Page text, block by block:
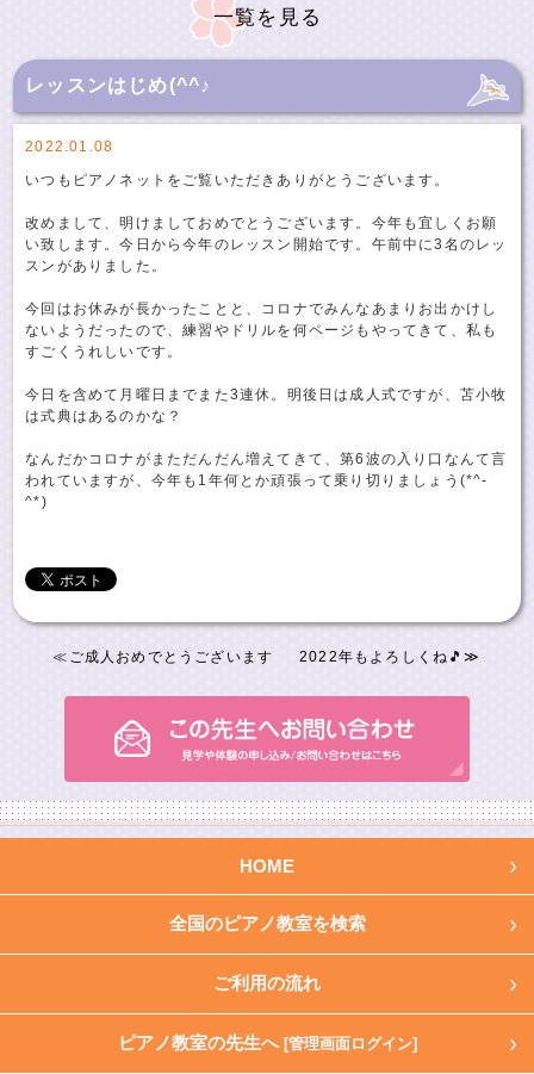
一覧を見る
レッスンはじめ(^^♪
2022.01.08
いつもピアノネットをご覧いただきありがとうございます。
改めまして、明けましておめでとうございます。今年も宜しくお願
い致します。今日から今年のレッスン開始です。午前中に3名のレッ
スンがありました。
今回はお休みが長かったことと、コロナでみんなあまりお出かけし
ないようだったので、練習やドリルを何ページもやってきて、私も
すごくうれしいです。
今日を含めて月曜日までまた3連休。明後日は成人式ですが、苫小牧
は式典はあるのかな？
なんだかコロナがまただんだん増えてきて、第6波の入り口なんて言
われていますが、今年も1年何とか頑張って乗り切りましょう(*^-
^*)
≪ ご成人おめでとうございます 2022年もよろしくね🎵≫
HOME
全国のピアノ教室を検索
ご利用の流れ
ピアノ教室の先生へ [管理画面ログイン]